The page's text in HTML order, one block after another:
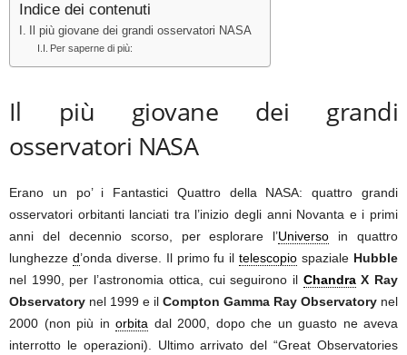
Indice dei contenuti
Il più giovane dei grandi osservatori NASA
Per saperne di più:
Il più giovane dei grandi
osservatori NASA
Erano un po’ i Fantastici Quattro della NASA: quattro grandi
osservatori orbitanti lanciati tra l’inizio degli anni Novanta e i primi
anni del decennio scorso, per esplorare l’Universo in quattro
lunghezze d’onda diverse. Il primo fu iltelescopio spaziale Hubble
nel 1990, per l’astronomia ottica, cui seguirono il ChandraX Ray
Observatory nel 1999 e il Compton Gamma Ray Observatory nel
2000 (non più in orbita dal 2000, dopo che un guasto ne aveva
interrotto le operazioni). Ultimo arrivato del “Great Observatories